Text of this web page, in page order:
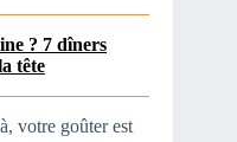
? 7 dîners
tête
votre goûter est